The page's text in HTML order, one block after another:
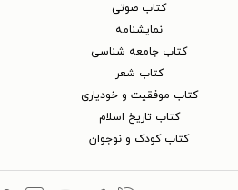
کتاب‌ صوتی
نمایشنامه
کتاب جامعه شناسی
کتاب شعر
کتاب موفقیت و خودیاری
کتاب تاریخ اسلام
کتاب کودک و نوجوان